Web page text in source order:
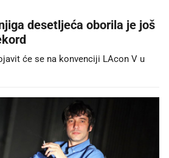
desetljeća oborila je još
će se na konvenciji LAcon V u